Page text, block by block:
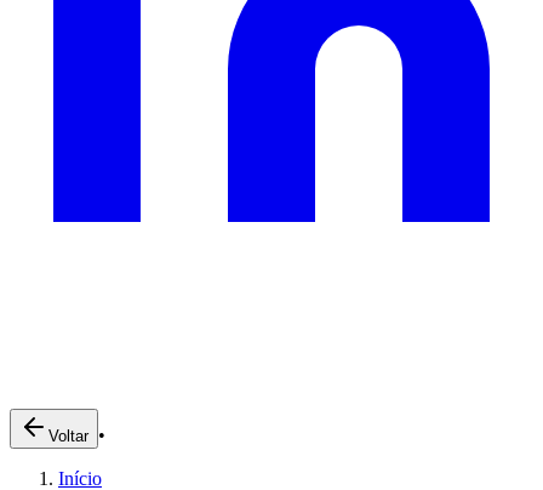
Pedidos Online
Trabalhe Conosco
Voltar •
Início